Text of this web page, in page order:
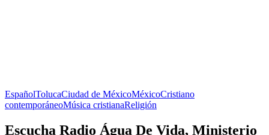
EspañolTolucaCiudad de MéxicoMéxicoCristiano
contemporáneoMúsica cristianaReligión
Escucha Radio Água De Vida, Ministerio